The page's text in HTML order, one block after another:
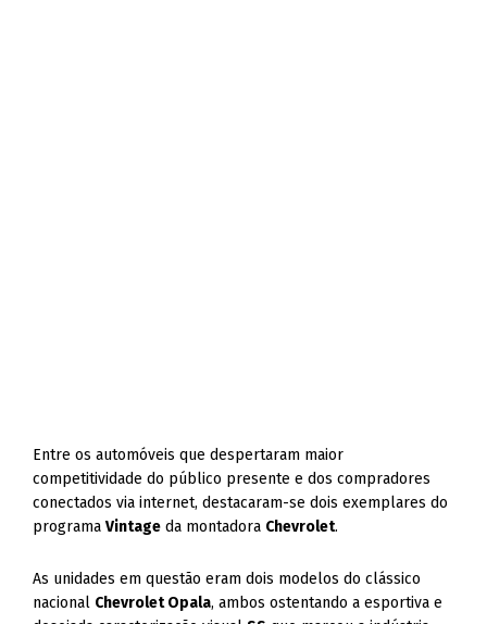
Entre os automóveis que despertaram maior
competitividade do público presente e dos compradores
conectados via internet, destacaram-se dois exemplares do
programaVintage da montadora Chevrolet.
As unidades em questão eram dois modelos do clássico
nacional Chevrolet Opala, ambos ostentando a esportiva e